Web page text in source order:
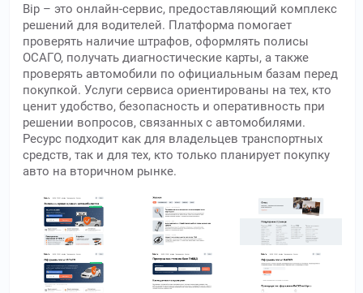
Bip – это онлайн-сервис, предоставляющий комплекс
решений для водителей. Платформа помогает
проверять наличие штрафов, оформлять полисы
ОСАГО, получать диагностические карты, а также
проверять автомобили по официальным базам перед
покупкой. Услуги сервиса ориентированы на тех, кто
ценит удобство, безопасность и оперативность при
решении вопросов, связанных с автомобилями.
Ресурс подходит как для владельцев транспортных
средств, так и для тех, кто только планирует покупку
авто на вторичном рынке.